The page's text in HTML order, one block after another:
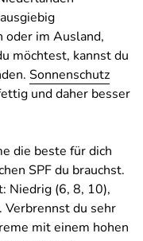
oder im Ausland,
möchtest, kannst du
Sonnenschutz
und daher besser
die beste für dich
SPF du brauchst.
Niedrig (6, 8, 10),
Verbrennst du sehr
mit einem hohen